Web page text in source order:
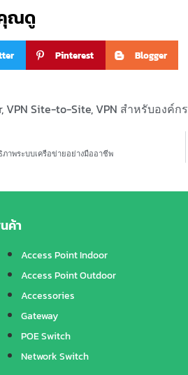
ณดู
Pinterest Blogger
, VPN Site-to-Site, VPN สำหรับองค์กร
ภาพระบบเครือข่ายอย่างมืออาชีพ
ค้า
Access Point Indoor
Access Point Outdoor
Accessories
Gateway
POE Switch
Network Switch